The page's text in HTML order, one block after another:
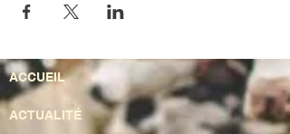
ACCUEIL
ACTUALITÉ